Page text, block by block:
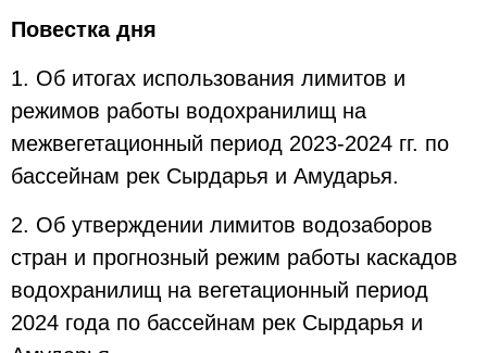
Повестка дня
1. Об итогах использования лимитов и
режимов работы водохранилищ на
межвегетационный период 2023-2024 гг. по
бассейнам рек Сырдарья и Амударья.
2. Об утверждении лимитов водозаборов
стран и прогнозный режим работы каскадов
водохранилищ на вегетационный период
2024 года по бассейнам рек Сырдарья и